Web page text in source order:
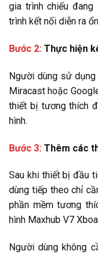
gia trình chiếu
trình kết nối diễn ra
Bước 2: Thực hiện
Người dùng sử dụng
Miracast hoặc
thiết bị tương thích
hình.
Bước 3: Thêm các
Sau khi thiết bị đầu
dùng tiếp theo chỉ
phần mềm tương
hình Maxhub V7
Người dùng không